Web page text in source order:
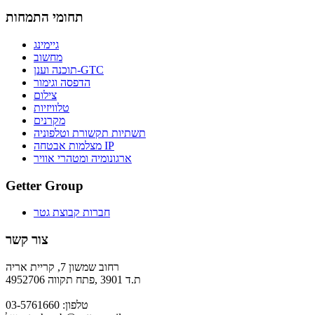
תחומי התמחות
גיימינג
מחשוב
תוכנה וענן-GTC
הדפסה וגימור
צילום
טלוויזיות
מקרנים
תשתיות תקשורת וטלפוניה
מצלמות אבטחה IP
ארגונומיה ומטהרי אוויר
Getter Group
חברות קבוצת גטר
צור קשר
רחוב שמשון 7, קריית אריה
ת.ד 3901 ,פתח תקווה 4952706
טלפון: 03-5761660